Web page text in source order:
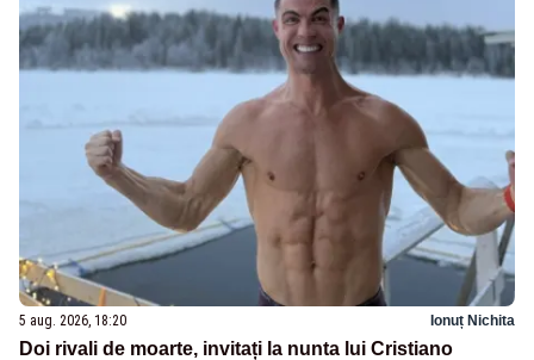
5 aug. 2026, 18:20 Ionuț Nichita
Doi rivali de moarte, invitați la nunta lui Cristiano